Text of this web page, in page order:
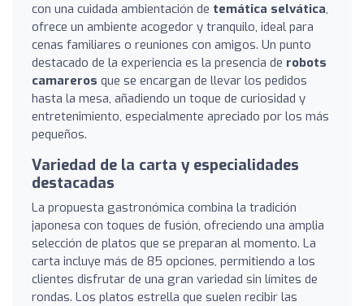
con una cuidada ambientación de temática selvática,
ofrece un ambiente acogedor y tranquilo, ideal para
cenas familiares o reuniones con amigos. Un punto
destacado de la experiencia es la presencia de robots
camareros que se encargan de llevar los pedidos
hasta la mesa, añadiendo un toque de curiosidad y
entretenimiento, especialmente apreciado por los más
pequeños.
Variedad de la carta y especialidades
destacadas
La propuesta gastronómica combina la tradición
japonesa con toques de fusión, ofreciendo una amplia
selección de platos que se preparan al momento. La
carta incluye más de 85 opciones, permitiendo a los
clientes disfrutar de una gran variedad sin límites de
rondas. Los platos estrella que suelen recibir las